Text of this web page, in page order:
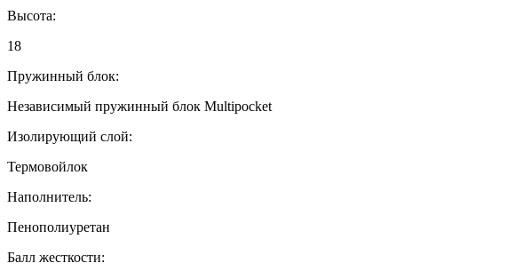
Высота:
18
Пружинный блок:
Независимый пружинный блок Multipocket
Изолирующий слой:
Термовойлок
Наполнитель:
Пенополиуретан
Балл жесткости: